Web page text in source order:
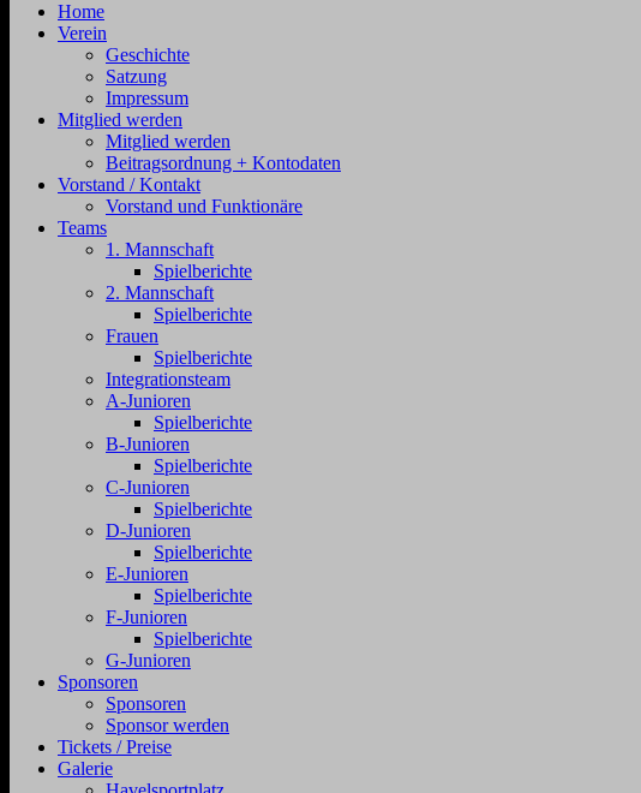
Zehdenick
Jahnstraße
Zehdenick
Home
Verein
Geschichte
Satzung
Impressum
Mitglied werden
Mitglied werden
Beitragsordnung + Kontodaten
Vorstand / Kontakt
Vorstand und Funktionäre
Teams
1. Mannschaft
Spielberichte
2. Mannschaft
Spielberichte
Frauen
Spielberichte
Integrationsteam
A-Junioren
Spielberichte
B-Junioren
Spielberichte
C-Junioren
Spielberichte
D-Junioren
Spielberichte
E-Junioren
Spielberichte
F-Junioren
Spielberichte
G-Junioren
Sponsoren
Sponsoren
Sponsor werden
Tickets / Preise
Galerie